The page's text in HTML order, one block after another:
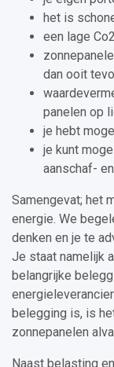
het is
een lage
dan ooit
panelen op
je hebt
je kunt
aanschaf-
Samengevat; het
energie. We
denken en je te
Je staat namelijk
belangrijke
belegging is, is
zonnepanelen
Naast belasting